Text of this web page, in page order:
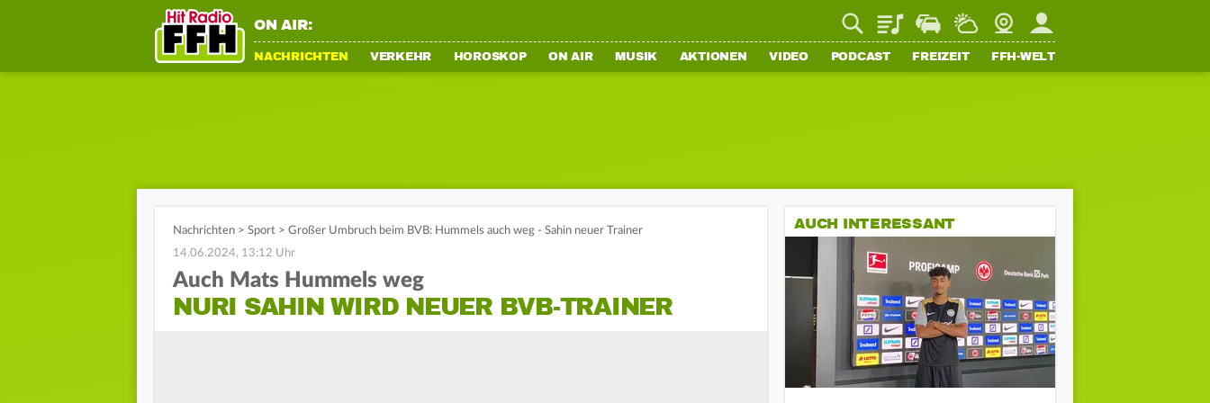
ON AIR: PlaylistStaupilotWetterWebcamMein FFH
NACHRICHTEN VERKEHR HOROSKOP ON AIR MUSIK AKTIONEN VIDEO PODCAST FREIZEIT FFH-WELT
Nachrichten > Sport > Großer Umbruch beim BVB: Hummels auch weg - Sahin neuer Trainer
14.06.2024, 13:12 Uhr
Auch Mats Hummels weg
NURI SAHIN WIRD NEUER BVB-TRAINER
AUCH INTERESSANT